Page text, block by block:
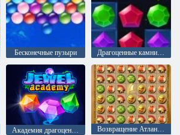
Бесконечные пузыри
Академия драгоценного камня Возвращение Атлантиды